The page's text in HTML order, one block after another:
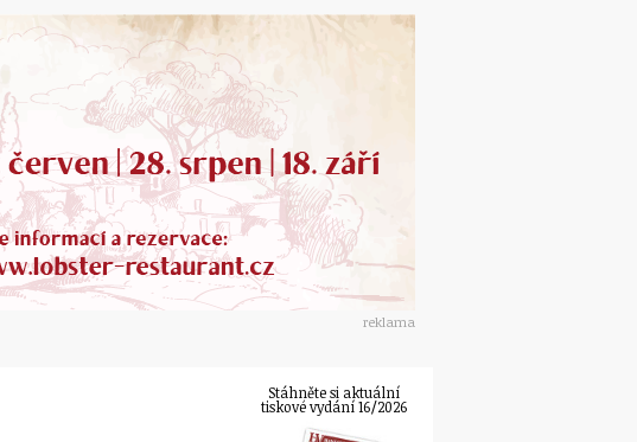
reklama
Stáhněte si aktuální
tiskové vydání 16/2026